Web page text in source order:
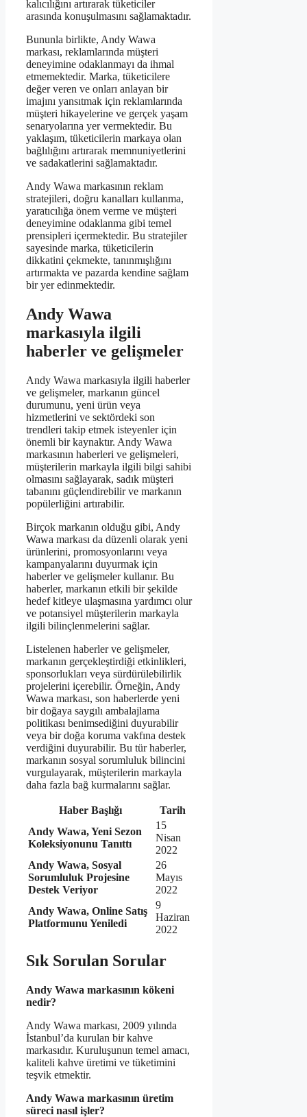
kalıcılığını artırarak tüketiciler
arasında konuşulmasını sağlamaktadır.
Bununla birlikte, Andy Wawa
markası, reklamlarında müşteri
deneyimine odaklanmayı da ihmal
etmemektedir. Marka, tüketicilere
değer veren ve onları anlayan bir
imajını yansıtmak için reklamlarında
müşteri hikayelerine ve gerçek yaşam
senaryolarına yer vermektedir. Bu
yaklaşım, tüketicilerin markaya olan
bağlılığını artırarak memnuniyetlerini
ve sadakatlerini sağlamaktadır.
Andy Wawa markasının reklam
stratejileri, doğru kanalları kullanma,
yaratıcılığa önem verme ve müşteri
deneyimine odaklanma gibi temel
prensipleri içermektedir. Bu stratejiler
sayesinde marka, tüketicilerin
dikkatini çekmekte, tanınmışlığını
artırmakta ve pazarda kendine sağlam
bir yer edinmektedir.
Andy Wawa
markasıyla ilgili
haberler ve gelişmeler
Andy Wawa markasıyla ilgili haberler
ve gelişmeler, markanın güncel
durumunu, yeni ürün veya
hizmetlerini ve sektördeki son
trendleri takip etmek isteyenler için
önemli bir kaynaktır. Andy Wawa
markasının haberleri ve gelişmeleri,
müşterilerin markayla ilgili bilgi sahibi
olmasını sağlayarak, sadık müşteri
tabanını güçlendirebilir ve markanın
popülerliğini artırabilir.
Birçok markanın olduğu gibi, Andy
Wawa markası da düzenli olarak yeni
ürünlerini, promosyonlarını veya
kampanyalarını duyurmak için
haberler ve gelişmeler kullanır. Bu
haberler, markanın etkili bir şekilde
hedef kitleye ulaşmasına yardımcı olur
ve potansiyel müşterilerin markayla
ilgili bilinçlenmelerini sağlar.
Listelenen haberler ve gelişmeler,
markanın gerçekleştirdiği etkinlikleri,
sponsorlukları veya sürdürülebilirlik
projelerini içerebilir. Örneğin, Andy
Wawa markası, son haberlerde yeni
bir doğaya saygılı ambalajlama
politikası benimsediğini duyurabilir
veya bir doğa koruma vakfına destek
verdiğini duyurabilir. Bu tür haberler,
markanın sosyal sorumluluk bilincini
vurgulayarak, müşterilerin markayla
daha fazla bağ kurmalarını sağlar.
Haber Başlığı
Tarih
Andy Wawa, Yeni Sezon
Koleksiyonunu Tanıttı
15
Nisan
2022
Andy Wawa, Sosyal
Sorumluluk Projesine
Destek Veriyor
26
Mayıs
2022
Andy Wawa, Online Satış
Platformunu Yeniledi
9
Haziran
2022
Sık Sorulan Sorular
Andy Wawa markasının kökeni
nedir?
Andy Wawa markası, 2009 yılında
İstanbul’da kurulan bir kahve
markasıdır. Kuruluşunun temel amacı,
kaliteli kahve üretimi ve tüketimini
teşvik etmektir.
Andy Wawa markasının üretim
süreci nasıl işler?